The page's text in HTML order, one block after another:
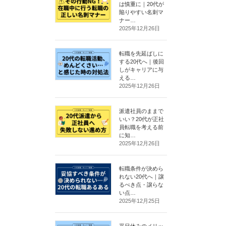
は慎重に｜20代が
陥りやすい名刺マ
ナー…
2025年12月26日
転職を先延ばしに
する20代へ｜後回
しがキャリアに与
える…
2025年12月26日
派遣社員のままで
いい？20代が正社
員転職を考える前
に知…
2025年12月26日
転職条件が決めら
れない20代へ｜譲
るべき点・譲らな
い点…
2025年12月25日